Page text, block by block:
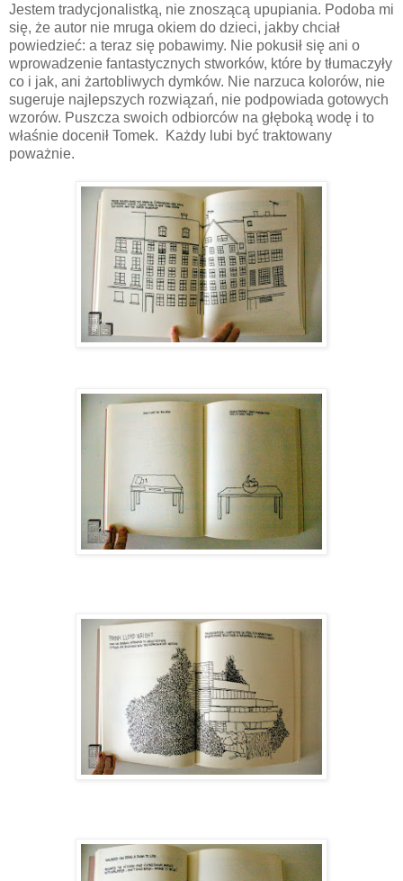
Jestem tradycjonalistką, nie znoszącą upupiania. Podoba mi
się, że autor nie mruga okiem do dzieci, jakby chciał
powiedzieć: a teraz się pobawimy. Nie pokusił się ani o
wprowadzenie fantastycznych stworków, które by tłumaczyły
co i jak, ani żartobliwych dymków. Nie narzuca kolorów, nie
sugeruje najlepszych rozwiązań, nie podpowiada gotowych
wzorów. Puszcza swoich odbiorców na głęboką wodę i to
właśnie docenił Tomek. Każdy lubi być traktowany
poważnie.